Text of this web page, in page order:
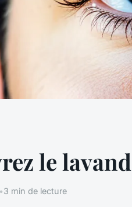
le
•3 min de lecture